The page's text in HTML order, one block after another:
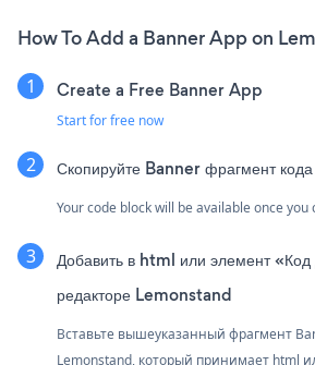
How To Add a Banner App on
Create a Free Banner App
Start for free now
Скопируйте Banner фрагмент
Your code block will be available once
Добавить в html или элемент «Код
редакторе Lemonstand
Вставьте вышеуказанный фрагмент
Lemonstand, который принимает html